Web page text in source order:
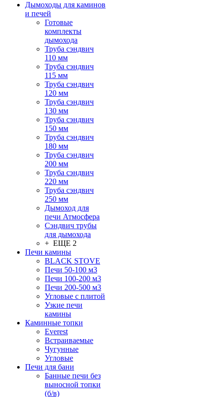
Дымоходы для каминов
и печей
Готовые
комплекты
дымохода
Труба сэндвич
110 мм
Труба сэндвич
115 мм
Труба сэндвич
120 мм
Труба сэндвич
130 мм
Труба сэндвич
150 мм
Труба сэндвич
180 мм
Труба сэндвич
200 мм
Труба сэндвич
220 мм
Труба сэндвич
250 мм
Дымоход для
печи Атмосфера
Сэндвич трубы
для дымохода
+ ЕЩЕ 2
Печи камины
BLACK STOVE
Печи 50-100 м3
Печи 100-200 м3
Печи 200-500 м3
Угловые с плитой
Узкие печи
камины
Каминные топки
Everest
Встраиваемые
Чугунные
Угловые
Печи для бани
Банные печи без
выносной топки
(б/в)